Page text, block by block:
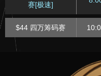
赛[极速]
$44 四万筹码赛
$4.40 迷你四万筹码